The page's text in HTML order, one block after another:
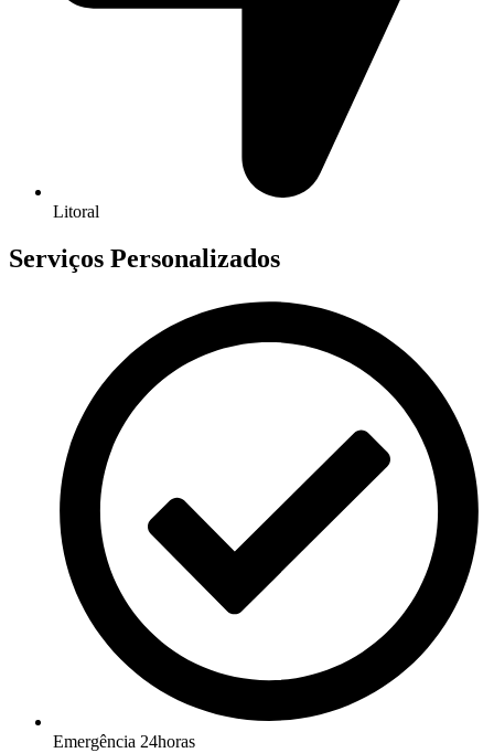
Litoral
Serviços Personalizados
Emergência 24horas